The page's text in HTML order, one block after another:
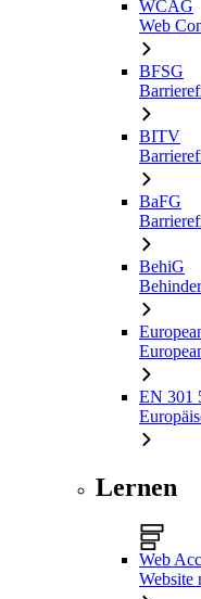
WCAG
Web
BFSG
BITV
BaFG
BehiG
EN 301
Lernen
Web
Website